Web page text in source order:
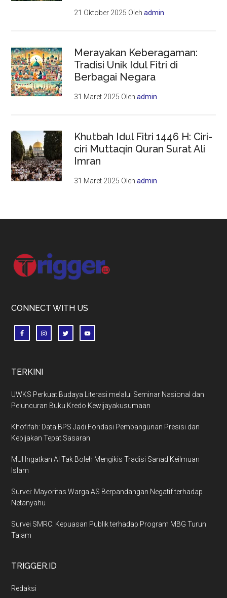
21 Oktober 2025 Olehadmin
Merayakan Keberagaman:
Tradisi Unik Idul Fitri di
Berbagai Negara
31 Maret 2025 Olehadmin
Khutbah Idul Fitri 1446 H: Ciri-
ciri Muttaqin Quran Surat Ali
Imran
31 Maret 2025 Olehadmin
Footer
CONNECT WITH US
TERKINI
UWKS Perkuat Budaya Literasi melalui Seminar Nasional dan
Peluncuran Buku Kredo Kewijayakusumaan
Khofifah: Data BPS Jadi Fondasi Pembangunan Presisi dan
Kebijakan Tepat Sasaran
MUI Ingatkan AI Tak Boleh Mengikis Tradisi Sanad Keilmuan
Islam
Survei: Mayoritas Warga AS Berpandangan Negatif terhadap
Netanyahu
Survei SMRC: Kepuasan Publik terhadap Program MBG Turun
Tajam
TRIGGER.ID
Redaksi